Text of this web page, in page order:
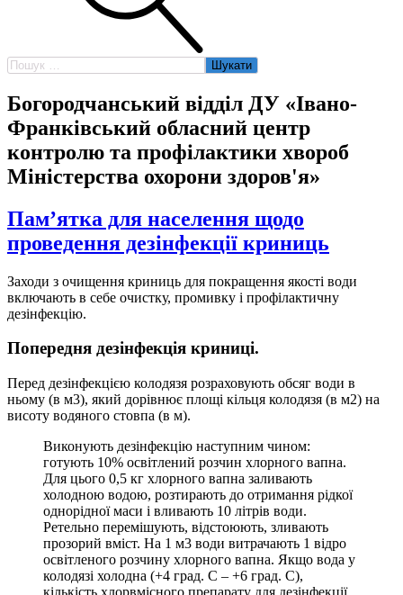
Пошук:
Богородчанський відділ ДУ «Івано-
Франківський обласний центр
контролю та профілактики хвороб
Міністерства охорони здоров'я»
Пам’ятка для населення щодо
проведення дезінфекції криниць
Заходи з очищення криниць для покращення якості води
включають в себе очистку, промивку і профілактичну
дезінфекцію.
Попередня дезінфекція криниці.
Перед дезінфекцією колодязя розраховують обсяг води в
ньому (в м3), який дорівнює площі кільця колодязя (в м2) на
висоту водяного стовпа (в м).
Виконують дезінфекцію наступним чином:
готують 10% освітлений розчин хлорного вапна.
Для цього 0,5 кг хлорного вапна заливають
холодною водою, розтирають до отримання рідкої
однорідної маси і вливають 10 літрів води.
Ретельно перемішують, відстоюють, зливають
прозорий вміст. На 1 м3 води витрачають 1 відро
освітленого розчину хлорного вапна. Якщо вода у
колодязі холодна (+4 град. C – +6 град. C),